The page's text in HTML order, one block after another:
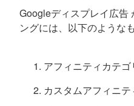
Googleディスプレイ広告
ングには、以下のような
アフィニティカテゴ
カスタムアフィニテ